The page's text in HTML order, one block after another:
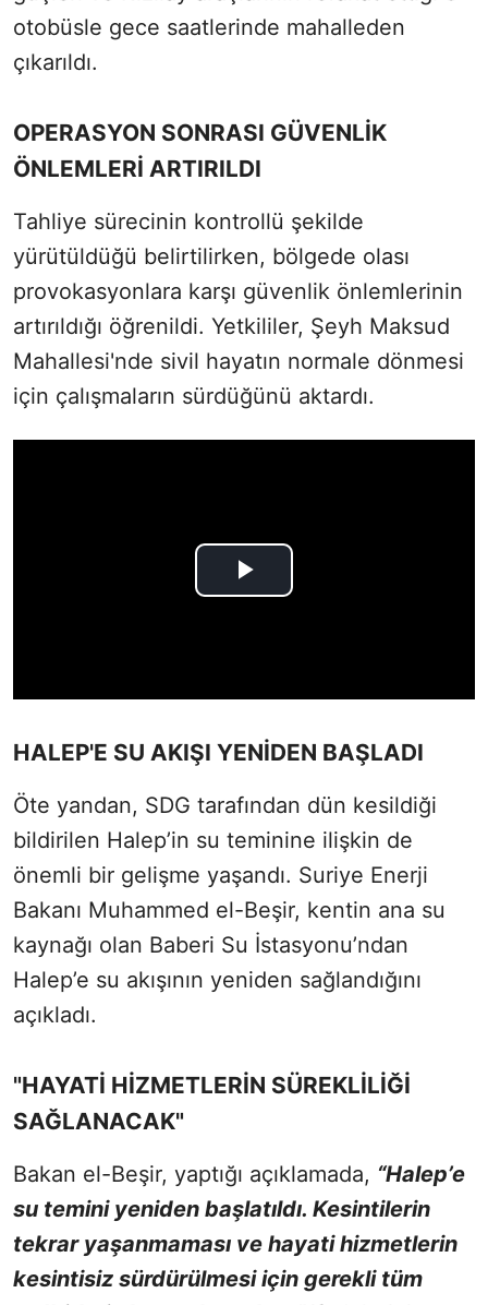
otobüsle gece saatlerinde mahalleden
çıkarıldı.
OPERASYON SONRASI GÜVENLİK
ÖNLEMLERİ ARTIRILDI
Tahliye sürecinin kontrollü şekilde
yürütüldüğü belirtilirken, bölgede olası
provokasyonlara karşı güvenlik önlemlerinin
artırıldığı öğrenildi. Yetkililer, Şeyh Maksud
Mahallesi'nde sivil hayatın normale dönmesi
için çalışmaların sürdüğünü aktardı.
HALEP'E SU AKIŞI YENİDEN BAŞLADI
Öte yandan, SDG tarafından dün kesildiği
bildirilen Halep’in su teminine ilişkin de
önemli bir gelişme yaşandı. Suriye Enerji
Bakanı Muhammed el-Beşir, kentin ana su
kaynağı olan Baberi Su İstasyonu’ndan
Halep’e su akışının yeniden sağlandığını
açıkladı.
"HAYATİ HİZMETLERİN SÜREKLİLİĞİ
SAĞLANACAK"
Bakan el-Beşir, yaptığı açıklamada, “Halep’e
su temini yeniden başlatıldı. Kesintilerin
tekrar yaşanmaması ve hayati hizmetlerin
kesintisiz sürdürülmesi için gerekli tüm